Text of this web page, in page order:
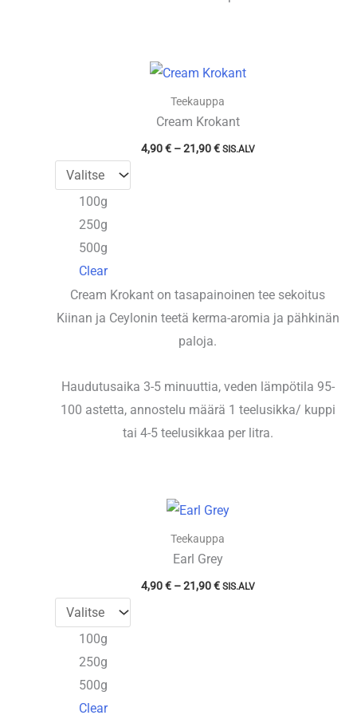
Teekauppa
Cream Krokant
4,90€ – 21,90€Hintaluokka:
4,90 €
SIS.ALV
100g
250g
500g
Clear
Cream Krokant on tasapainoinen tee sekoitus
Kiinan ja Ceylonin teetä kerma-aromia ja pähkinän
paloja.
Haudutusaika 3-5 minuuttia, veden lämpötila 95-
100 astetta, annostelu määrä 1 teelusikka/ kuppi
tai 4-5 teelusikkaa per litra.
Teekauppa
Earl Grey
4,90€ – 21,90€Hintaluokka:
4,90 €
SIS.ALV
100g
250g
500g
Clear